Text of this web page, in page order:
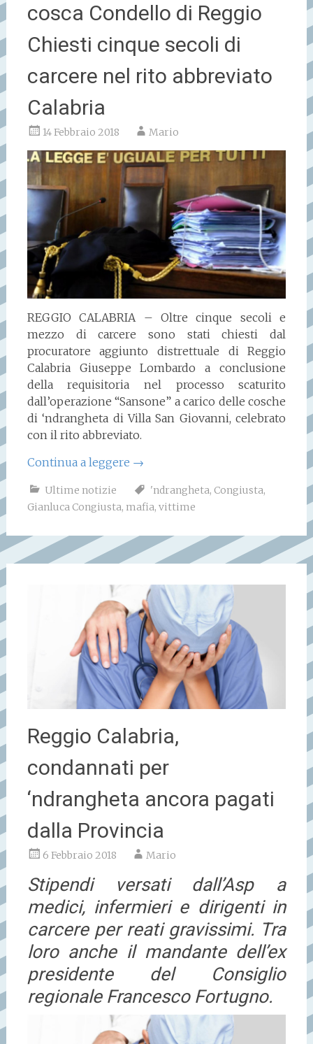
cosca Condello di Reggio
Chiesti cinque secoli di
carcere nel rito abbreviato
Calabria
14 Febbraio 2018 Mario
REGGIO CALABRIA – Oltre cinque secoli e
mezzo di carcere sono stati chiesti dal
procuratore aggiunto distrettuale di Reggio
Calabria Giuseppe Lombardo a conclusione
della requisitoria nel processo scaturito
dall’operazione “Sansone” a carico delle cosche
di ‘ndrangheta di Villa San Giovanni, celebrato
con il rito abbreviato.
Continua a leggere →
Ultime notizie 'ndrangheta, Congiusta,
Gianluca Congiusta, mafia, vittime
Reggio Calabria,
condannati per
‘ndrangheta ancora pagati
dalla Provincia
6 Febbraio 2018 Mario
Stipendi versati dall’Asp a
medici, infermieri e dirigenti in
carcere per reati gravissimi. Tra
loro anche il mandante dell’ex
presidente del Consiglio
regionale Francesco Fortugno.